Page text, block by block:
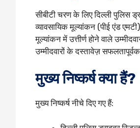
सीबीटी चरण के लिए दिल्ली पुलिस
व्यावसायिक मूल्यांकन (पीई एंड
मूल्यांकन में उत्तीर्ण होने वाले
उम्मीदवारों के दस्तावेज़
मुख्य निष्कर्ष क्या हैं?
मुख्य निष्कर्ष नीचे दिए गए हैं: